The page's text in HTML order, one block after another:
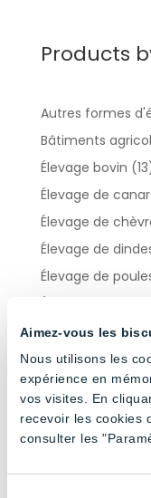
Aimez-vous les
Nous utilisons les
expérience en
vos visites. En
recevoir les cookies
consulter les
Products
Autres formes
Bâtiments
Élevage bovin
Élevage de
Élevage de
Élevage de
Élevage de
Élevage porcin
Industriel(13)
Products